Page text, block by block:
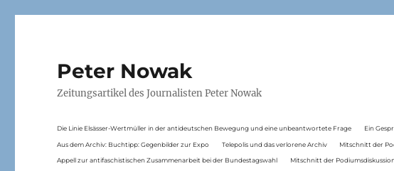
Peter Nowak
Zeitungsartikel des Journalisten Peter Nowak
Die Linie Elsässer-Wertmüller in der antideutschen Bewegung und eine unbeantwortete Frage Ein
Aus dem Archiv: Buchtipp: Gegenbilder zur Expo Telepolis und das verlorene Archiv Mitschnitt der
Appell zur antifaschistischen Zusammenarbeit bei der Bundestagswahl Mitschnitt der